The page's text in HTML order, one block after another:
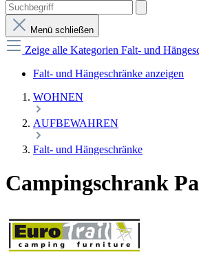
Menü schließen
Zeige alle Kategorien Falt- und
Falt- und Hängeschränke anzeigen
WOHNEN
AUFBEWAHREN
Falt- und Hängeschränke
Campingschrank